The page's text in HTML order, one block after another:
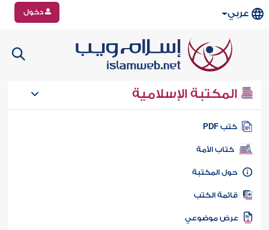
عربي دخول
المكتبة الإسلامية
كتب PDF
كتاب الأمة
المكتبة
الكتب